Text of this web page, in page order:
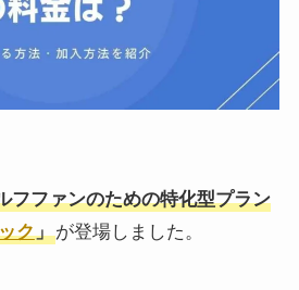
フファンのための特化型プラン
ク」が登場しました。